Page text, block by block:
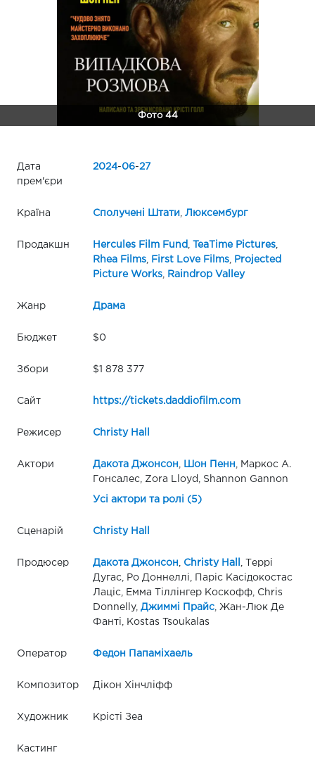
Фото 44
Дата
прем'єри
2024-06-27
Країна Сполучені Штати Люксембург
Продакшн Hercules Film Fund TeaTime Pictures,
Rhea Films, First Love Films,
Projected
Picture Works, Raindrop Valley
Жанр Драма
Бюджет $0
Збори $1 878 377
Сайт https://tickets.daddiofilm.com
Режисер Christy Hall
Актори Дакота Джонсон Шон Пенн , Маркос А.
Гонсалес, Zora Lloyd, Shannon Gannon
Усі актори та ролі (5)
Сценарій Christy Hall
Продюсер Дакота Джонсон Christy Hall
, Террі
Дугас, Ро Доннеллі, Паріс Касідокостас
Лаціс, Емма Тіллінгер Коскофф, Chris
Donnelly, Джиммі Прайс, Жан-Люк Де
Фантi, Kostas Tsoukalas
Оператор Федон Папаміхаель
Композитор Дікон Хінчліфф
Художник Крісті Зеа
Кастинг